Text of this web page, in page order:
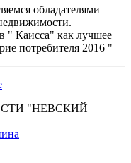
обладателями
" Каисса" как лучшее
потребителя 2016 "
"НЕВСКИЙ